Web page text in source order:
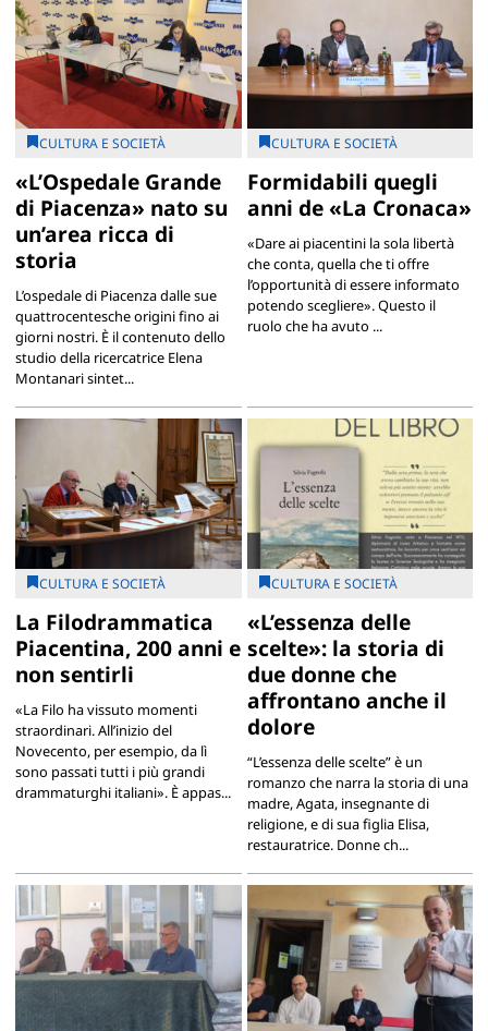
CULTURA E SOCIETÀ
«L’Ospedale Grande
di Piacenza» nato su
un’area ricca di
storia
L’ospedale di Piacenza dalle sue
quattrocentesche origini fino ai
giorni nostri. È il contenuto dello
studio della ricercatrice Elena
Montanari sintet...
CULTURA E SOCIETÀ
Formidabili quegli
anni de «La Cronaca»
«Dare ai piacentini la sola libertà
che conta, quella che ti offre
l’opportunità di essere informato
potendo scegliere». Questo il
ruolo che ha avuto ...
CULTURA E SOCIETÀ
La Filodrammatica
Piacentina, 200 anni e
non sentirli
«La Filo ha vissuto momenti
straordinari. All’inizio del
Novecento, per esempio, da lì
sono passati tutti i più grandi
drammaturghi italiani». È appas...
CULTURA E SOCIETÀ
«L’essenza delle
scelte»: la storia di
due donne che
affrontano anche il
dolore
“L’essenza delle scelte” è un
romanzo che narra la storia di una
madre, Agata, insegnante di
religione, e di sua figlia Elisa,
restauratrice. Donne ch...